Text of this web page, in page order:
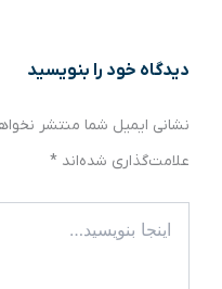
دیدگاه‌ خود را بنویسید
نشانی ایمیل شما منتشر
علامت‌گذاری شده‌اند *
بنویسید…